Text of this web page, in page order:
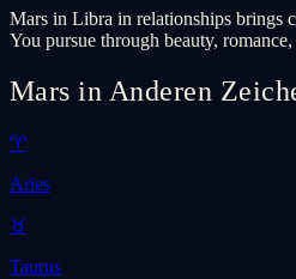
Mars in Libra in relationships brings
You pursue through beauty,
Mars in Anderen
♈
Aries
♉
Taurus